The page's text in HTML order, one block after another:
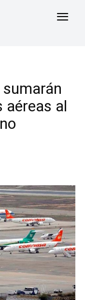
aéreas al